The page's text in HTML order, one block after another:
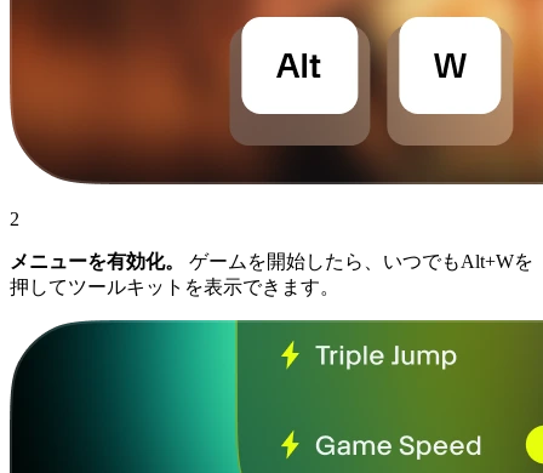
2
メニューを有効化。
ゲームを開始したら、いつでもAlt+Wを
押してツールキットを表示できます。